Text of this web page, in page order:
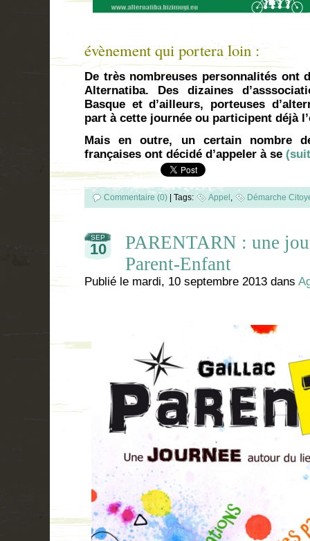
évènement qui portera loin :
De très nombreuses personnalités ont
Alternatiba. Des dizaines
Basque et d’ailleurs, porteuses
part à cette journée ou participent déjà
Mais en outre, un certain nombre
françaises ont décidé d’appeler à se
Commentaire (0) Tags: Appel , Démarche
SEP
10
PARENTARN : une
Parent-Enfant
Publié le mardi, 10 septembre 2013 dans